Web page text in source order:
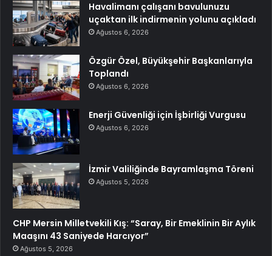
Havalimanı çalışanı bavulunuzu
uçaktan ilk indirmenin yolunu açıkladı
Ağustos 6, 2026
Özgür Özel, Büyükşehir Başkanlarıyla
Toplandı
Ağustos 6, 2026
Enerji Güvenliği için İşbirliği Vurgusu
Ağustos 6, 2026
İzmir Valiliğinde Bayramlaşma Töreni
Ağustos 5, 2026
CHP Mersin Milletvekili Kış: “Saray, Bir Emeklinin Bir Aylık
Maaşını 43 Saniyede Harcıyor”
Ağustos 5, 2026